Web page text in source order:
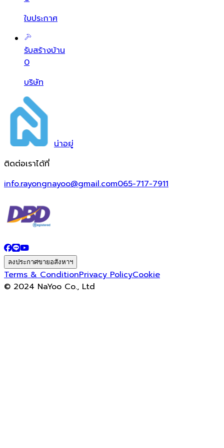
ใบประกาศ
รับสร้างบ้าน
0
บริษัท
น่าอยู่
ติดต่อเราได้ที่
info.rayongnayoo@gmail.com065-717-7911
ลงประกาศขายอสังหาฯ
Terms & ConditionPrivacy PolicyCookie
© 2024 NaYoo Co., Ltd